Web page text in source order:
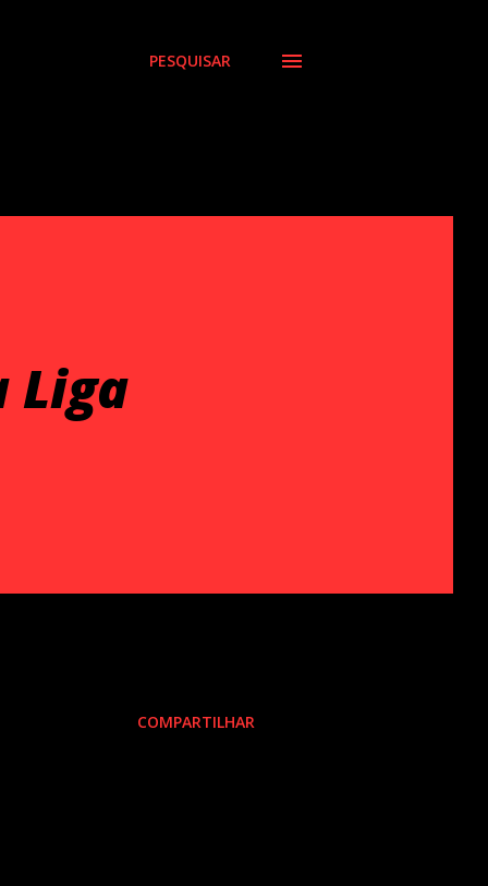
PESQUISAR
Liga
COMPARTILHAR